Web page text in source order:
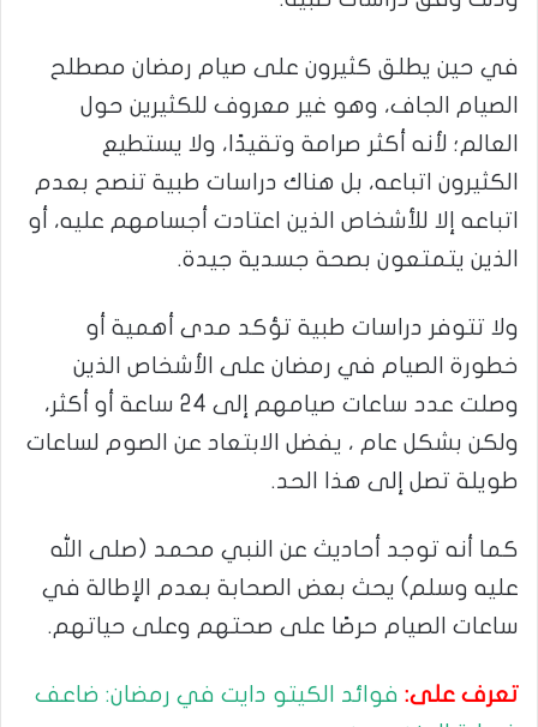
في حين يطلق كثيرون على صيام رمضان مصطلح
الصيام الجاف، وهو غير معروف للكثيرين حول
العالم؛ لأنه أكثر صرامة وتقيدًا، ولا يستطيع
الكثيرون اتباعه، بل هناك دراسات طبية تنصح بعدم
اتباعه إلا للأشخاص الذين اعتادت أجسامهم عليه، أو
الذين يتمتعون بصحة جسدية جيدة.
ولا تتوفر دراسات طبية تؤكد مدى أهمية أو
خطورة الصيام في رمضان على الأشخاص الذين
وصلت عدد ساعات صيامهم إلى 24 ساعة أو أكثر،
ولكن بشكل عام ، يفضل الابتعاد عن الصوم لساعات
طويلة تصل إلى هذا الحد.
كما أنه توجد أحاديث عن النبي محمد (صلى الله
عليه وسلم) يحث بعض الصحابة بعدم الإطالة في
ساعات الصيام حرصًا على صحتهم وعلى حياتهم.
تعرف على: فوائد الكيتو دايت في رمضان: ضاعف